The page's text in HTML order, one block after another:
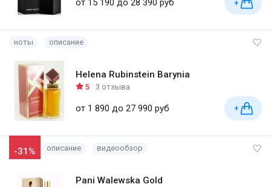
от 15 190 до 28 390 руб
+
ноты описание
Helena Rubinstein Barynia
5 3 отзыва
от 1 890 до 27 990 руб +
-31% описание видеообзор
Pani Walewska Gold